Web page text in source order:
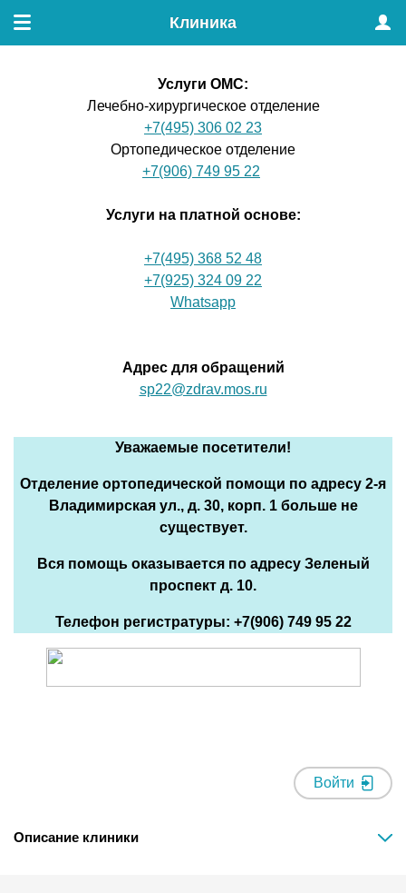
Меню
Клиника
Услуги ОМС:
Лечебно-хирургическое отделение
+7(495) 306 02 23
Ортопедическое отделение
+7(906) 749 95 22
Услуги на платной основе:
+7(495) 368 52 48
+7(925) 324 09 22
Whatsapp
Адрес для обращений
sp22@zdrav.mos.ru
Уважаемые посетители!
Отделение ортопедической помощи по адресу 2-я
Владимирская ул., д. 30, корп. 1 больше не
существует.
Вся помощь оказывается по адресу Зеленый
проспект д. 10.
Телефон регистратуры: +7(906) 749 95 22
Войти
Описание клиники